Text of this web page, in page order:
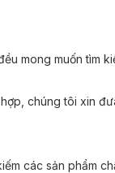
mong muốn tìm
chúng tôi xin
các sản phẩm